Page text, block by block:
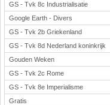
GS - Tvk 8c Industrialisatie
Google Earth - Divers
GS - Tvk 2b Griekenland
GS - Tvk 8d Nederland koninkrijk
Gouden Weken
GS - Tvk 2c Rome
GS - Tvk 8e Imperialisme
Gratis